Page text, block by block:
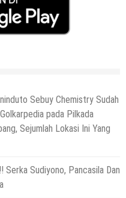
Sebuy Chemistry Sudah
pada Pilkada
Sejumlah Lokasi Ini Yang
Serka Sudiyono, Pancasila Dan